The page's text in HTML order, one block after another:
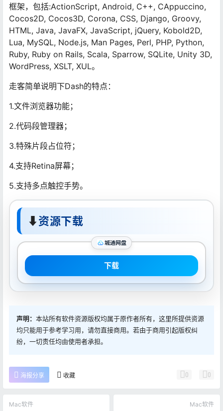
框架，包括:ActionScript, Android, C++, CAppuccino,
Cocos2D, Cocos3D, Corona, CSS, Django, Groovy,
HTML, Java, JavaFX, JavaScript, jQuery, Kobold2D,
Lua, MySQL, Node.js, Man Pages, Perl, PHP, Python,
Ruby, Ruby on Rails, Scala, Sparrow, SQLite, Unity 3D,
WordPress, XSLT, XUL。
走客简单说明下Dash的特点：
1.文件浏览器功能；
2.代码段管理器；
3.特殊片段占位符；
4.支持Retina屏幕；
5.支持多点触控手势。
⬇资源下载
城通网盘
下载
声明： 本站所有软件资源版权均属于原作者所有，这里所提供资源
均只能用于参考学习用，请勿直接商用。若由于商用引起版权纠
纷，一切责任均由使用者承担。
海报分享 收藏 0 0
Mac软件 Mac软件